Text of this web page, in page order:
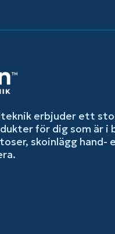
erbjuder ett
för dig som är i
skoinlägg hand-